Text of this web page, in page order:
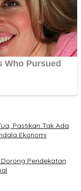
Pastikan Tak Ada
Ekonomi
Dorong Pendekatan